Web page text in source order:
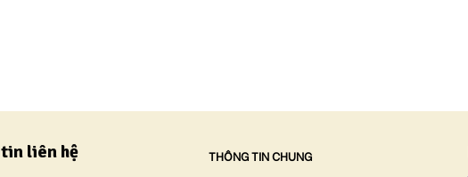
liên hệ THÔNG TIN CHUNG